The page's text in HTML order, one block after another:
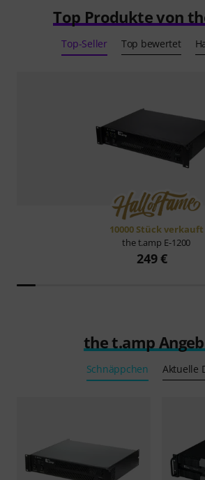
Top Produkte von
Top-Seller Top bewertet
10000 Stück verkauft
the t.amp E-1200
249 €
the t.amp
Schnäppchen Aktuelle